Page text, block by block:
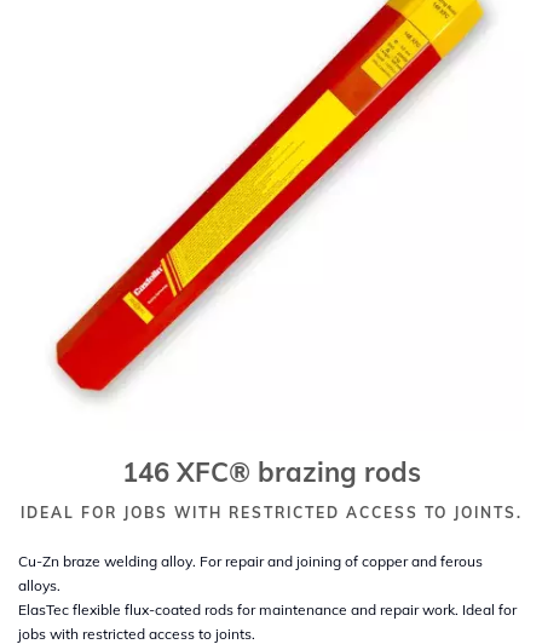
146 XFC® brazing rods
IDEAL FOR JOBS WITH RESTRICTED ACCESS TO JOINTS.
Cu-Zn braze welding alloy. For repair and joining of copper and ferous
alloys.
ElasTec flexible flux-coated rods for maintenance and repair work. Ideal for
jobs with restricted access to joints.